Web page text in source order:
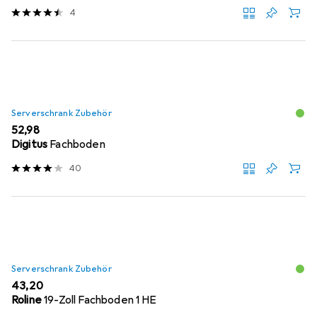
4
Serverschrank Zubehör
EUR
52,98
Digitus Fachboden
40
Serverschrank Zubehör
EUR
43,20
Roline19-Zoll Fachboden 1 HE